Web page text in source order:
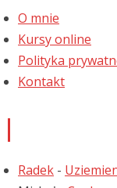
O mnie
Kursy online
Polityka
Kontakt
Radek -